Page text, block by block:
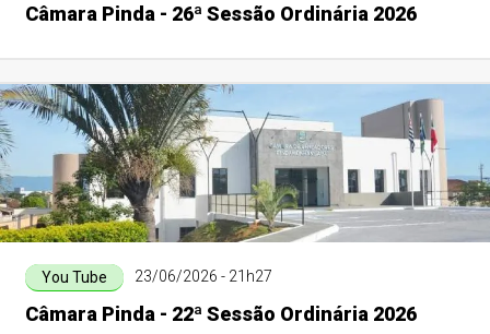
Câmara Pinda - 26ª Sessão Ordinária 2026
You Tube 23/06/2026 - 21h27
Câmara Pinda - 22ª Sessão Ordinária 2026